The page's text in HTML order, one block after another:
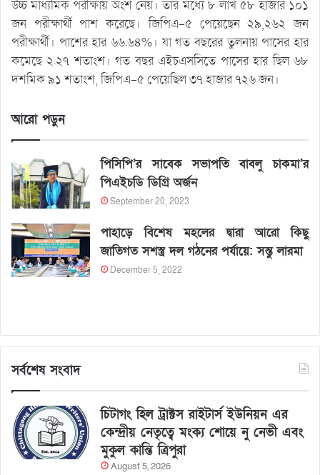
উচ্চ মাধ্যমিক পরীক্ষায় অংশ নেয়। তার মধ্যে ৮ লাখ ৫৮ হাজার ১০১
জন পরীক্ষার্থী পাশ করেছে। জিপিএ-৫ পেয়েছেন ২৯,২৬২ জন
পরীক্ষার্থী। পাশের হার ৬৬.৬৪%। যা গত বছরের তুলনায় পাসের হার
কমেছে ২.২৭ শতাংশ। গত বছর এইচএসসিতে পাসের হার ছিল ৬৮
দশমিক ৯১ শতাংশ, জিপিএ-৫ পেয়েছিল ৩৭ হাজার ৭২৬ জন।
আরো পড়ুন
পিসিপি’র সাবেক সভাপতি বাবলু চাকমা’র
পিএইচডি ডিগ্রি অর্জন
September 20, 2023
পাহাড়ে বিশেষ মহলের দ্বারা আরো কিছু
জাতিগত সশস্ত্র দল গঠনের পর্যায়ে: সন্তু লারমা
December 5, 2022
সর্বশেষ সংবাদ
চিটাগং হিল ট্রাক্টস রাইটার্স ইউনিয়ন এর
কেন্দ্রীয় নেতৃত্বে মংক্য শোয়ে নু নেভী এবং
মুকুল কান্তি ত্রিপুরা
August 5, 2026